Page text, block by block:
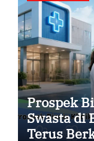
Prospek
Swasta di
Terus